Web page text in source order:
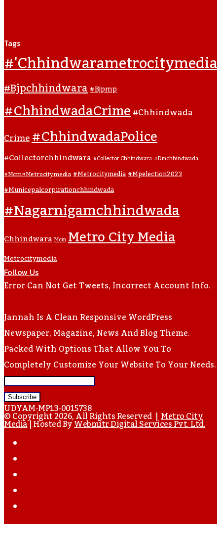
Tags
#'chhindwarametrocitymedia
#bjpchhindwara#bjpmp
#ChhindwadaCrime#Chhindwada
Crime#ChhindwadaPolice
#collectorchhindwara#collector Chhindwara#dmchhindwada
#mcm#metrocitymedia#metrocitymedia#mpelection2023
#municepalcorpirationchhindwada
#nagarnigamchhindwada
ChhindwaraMcmMetro City Media
Metrocitymedia
Follow Us
Error Can Not Get Tweets, Incorrect Account Info.
Jannah Is A Clean Responsive WordPress
Newspaper, Magazine, News And Blog Theme.
Packed With Options That Allow You To
Completely Customize Your Website To Your Needs.
Enter
Your
Email
Address
UDYAM-MP13-0015738
© Copyright 2026, All Rights Reserved |Metro City
Media| Hosted ByWebmitr Digital Services Pvt. Ltd.